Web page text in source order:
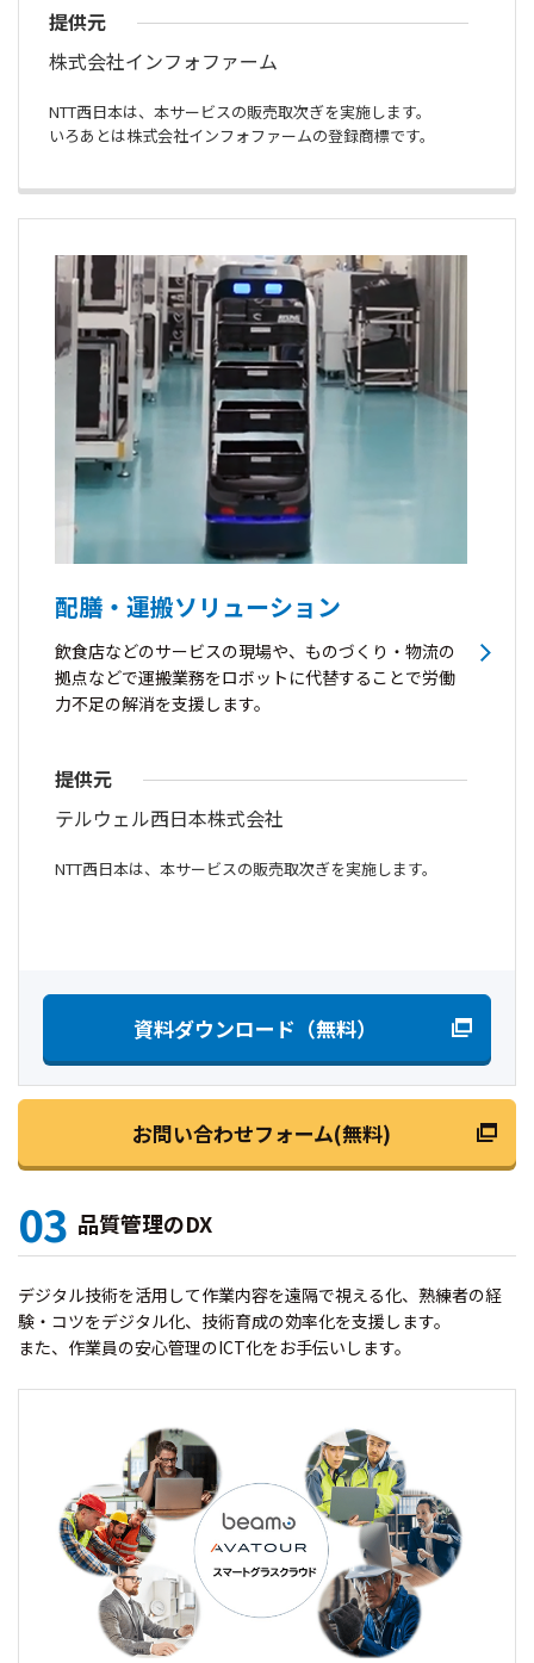
提供元
株式会社インフォファーム
NTT西日本は、本サービスの販売取次ぎを実施します。
いろあとは株式会社インフォファームの登録商標です。
配膳・運搬ソリューション
飲食店などのサービスの現場や、ものづくり・物流の
拠点などで運搬業務をロボットに代替することで労働
力不足の解消を支援します。
提供元
テルウェル西日本株式会社
NTT西日本は、本サービスの販売取次ぎを実施します。
資料ダウンロード（無料）
お問い合わせフォーム(無料)
03 品質管理のDX
デジタル技術を活用して作業内容を遠隔で視える化、熟練者の経
験・コツをデジタル化、技術育成の効率化を支援します。
また、作業員の安心管理のICT化をお手伝いします。